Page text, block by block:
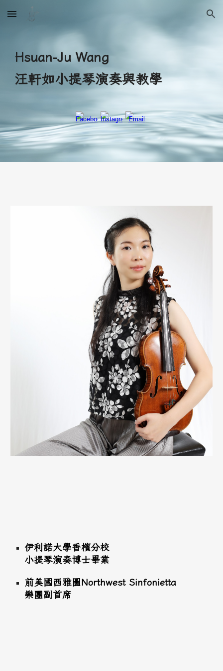
Skip to main content Skip to navigation
Hsuan-Ju Wang
汪軒如小提琴演奏與教學
伊利諾大學香檳分校
小提琴演奏博士畢業
前美國西雅圖Northwest Sinfonietta
樂團副首席